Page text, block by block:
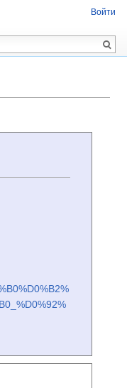
Войти